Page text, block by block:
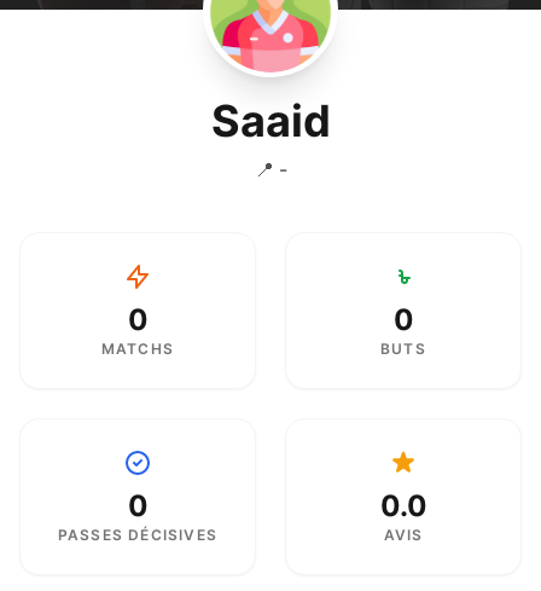
Saaid
📍 -
0
MATCHS
0
BUTS
0
PASSES DÉCISIVES
0.0
AVIS